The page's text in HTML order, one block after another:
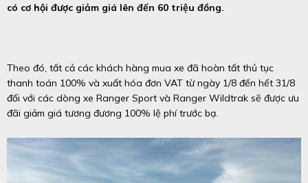
có cơ hội được giảm giá lên đến 60 triệu đồng.
Theo đó, tất cả các khách hàng mua xe đã hoàn tất thủ tục
thanh toán 100% và xuất hóa đơn VAT từ ngày 1/8 đến hết 31/8
đối với các dòng xe Ranger Sport và Ranger Wildtrak sẽ được ưu
đãi giảm giá tương đương 100% lệ phí trước bạ.